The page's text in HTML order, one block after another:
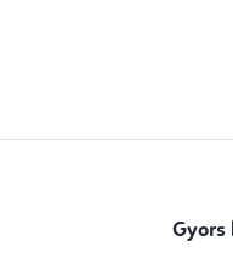
Gyors